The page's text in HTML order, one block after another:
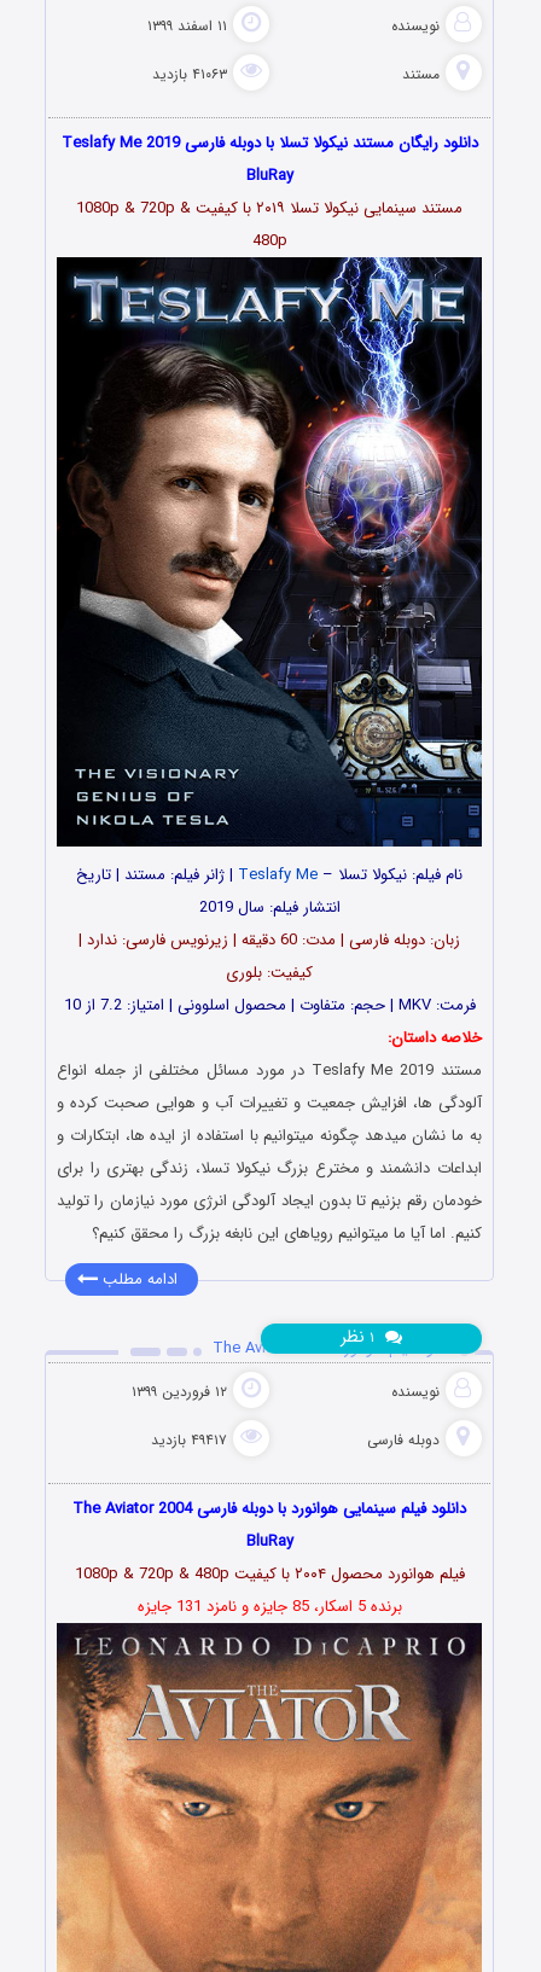
نویسنده ۱۱ اسفند ۱۳۹۹
مستند ۴۱۰۶۳ بازدید
دانلود رایگان مستند نیکولا تسلا با دوبله فارسی Teslafy Me 2019
BluRay
مستند سینمایی نیکولا تسلا ۲۰۱۹ با کیفیت 1080p & 720p &
480p
نام فیلم: نیکولا تسلا – Teslafy Me | ژانر فیلم: مستند | تاریخ
انتشار فیلم: سال 2019
زبان: دوبله فارسی | مدت: 60 دقیقه | زیرنویس فارسی: ندارد |
کیفیت: بلوری
فرمت: MKV | حجم: متفاوت | محصول اسلوونی | امتیاز: 7.2 از 10
خلاصه داستان:
مستند Teslafy Me 2019 در مورد مسائل مختلفی از جمله انواع
آلودگی ها، افزایش جمعیت و تغییرات آب و هوایی صحبت کرده و
به ما نشان میدهد چگونه میتوانیم با استفاده از ایده ها، ابتکارات و
ابداعات دانشمند و مخترع بزرگ نیکولا تسلا، زندگی بهتری را برای
خودمان رقم بزنیم تا بدون ایجاد آلودگی انرژی مورد نیازمان را تولید
کنیم. اما آیا ما میتوانیم رویاهای این نابغه بزرگ را محقق کنیم؟
ادامه مطلب
دانلود فیلم هوانورد The Aviator 2004
نویسنده ۱۲ فروردین ۱۳۹۹
دوبله فارسی ۴۹۴۱۷ بازدید
نظر
دانلود فیلم سینمایی هوانورد با دوبله فارسی The Aviator 2004
BluRay
فیلم هوانورد محصول ۲۰۰۴ با کیفیت 1080p & 720p & 480p
برنده 5 اسکار، 85 جایزه و نامزد 131 جایزه